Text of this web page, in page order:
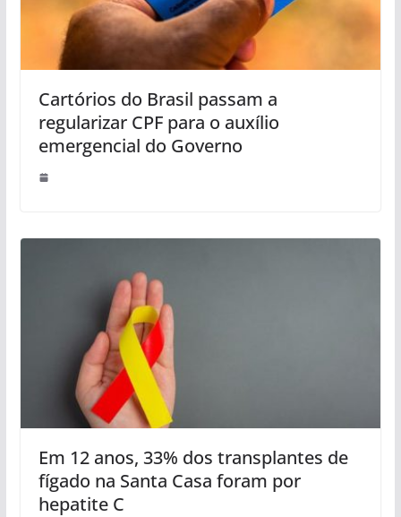
Cartórios do Brasil passam a
regularizar CPF para o auxílio
emergencial do Governo
Em 12 anos, 33% dos transplantes de
fígado na Santa Casa foram por
hepatite C